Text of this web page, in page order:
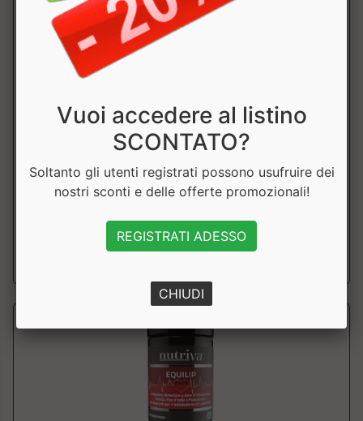
Nattokinase Pura
+Watt
Integratore alimentare d’élite a base di nattochinasi
brevettata NSK-SD®,...
a partire da € 25.60
Vuoi accedere al listino
SCONTATO?
Soltanto gli utenti registrati possono usufruire dei
nostri sconti e delle offerte promozionali!
REGISTRATI ADESSO
CHIUDI